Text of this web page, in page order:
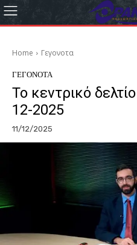
Home Γεγονοτα
ΓΕΓΟΝΟΤΑ
Το κεντρικό
12-2025
11/12/2025